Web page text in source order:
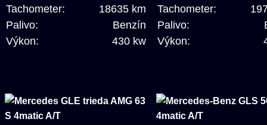
Tachometer:
18635 km
Palivo:
Benzín
Výkon:
430 kw
Tachometer:
Palivo:
Výkon: